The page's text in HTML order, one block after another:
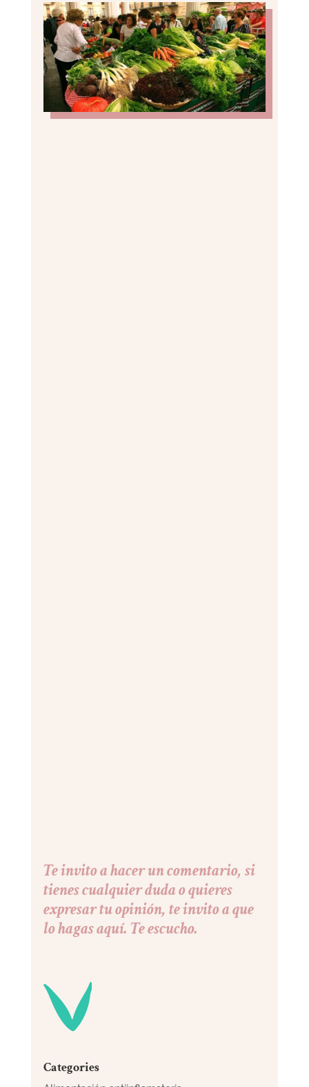
Te invito a hacer un comentario, si
tienes cualquier duda o quieres
expresar tu opinión, te invito a que
lo hagas aquí. Te escucho.
Categories